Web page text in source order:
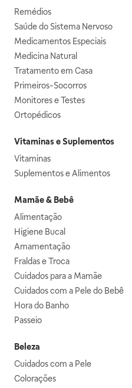
Remédios
Saúde do Sistema Nervoso
Medicamentos Especiais
Medicina Natural
Tratamento em Casa
Primeiros-Socorros
Monitores e Testes
Ortopédicos
Vitaminas e Suplementos
Vitaminas
Suplementos e Alimentos
Mamãe & Bebê
Alimentação
Higiene Bucal
Amamentação
Fraldas e Troca
Cuidados para a Mamãe
Cuidados com a Pele do Bebê
Hora do Banho
Passeio
Beleza
Cuidados com a Pele
Colorações